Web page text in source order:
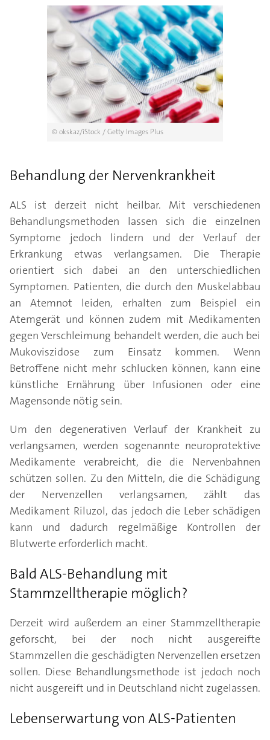
© okskaz/iStock / Getty Images Plus
Behandlung der Nervenkrankheit
ALS ist derzeit nicht heilbar. Mit verschiedenen
Behandlungsmethoden lassen sich die einzelnen
Symptome jedoch lindern und der Verlauf der
Erkrankung etwas verlangsamen. Die Therapie
orientiert sich dabei an den unterschiedlichen
Symptomen. Patienten, die durch den Muskelabbau
an Atemnot leiden, erhalten zum Beispiel ein
Atemgerät und können zudem mit Medikamenten
gegen Verschleimung behandelt werden, die auch bei
Mukoviszidose zum Einsatz kommen. Wenn
Betroffene nicht mehr schlucken können, kann eine
künstliche Ernährung über Infusionen oder eine
Magensonde nötig sein.
Um den degenerativen Verlauf der Krankheit zu
verlangsamen, werden sogenannte neuroprotektive
Medikamente verabreicht, die die Nervenbahnen
schützen sollen. Zu den Mitteln, die die Schädigung
der Nervenzellen verlangsamen, zählt das
Medikament Riluzol, das jedoch die Leber schädigen
kann und dadurch regelmäßige Kontrollen der
Blutwerte erforderlich macht.
Bald ALS-Behandlung mit
Stammzelltherapie möglich?
Derzeit wird außerdem an einer Stammzelltherapie
geforscht, bei der noch nicht ausgereifte
Stammzellen die geschädigten Nervenzellen ersetzen
sollen. Diese Behandlungsmethode ist jedoch noch
nicht ausgereift und in Deutschland nicht zugelassen.
Lebenserwartung von ALS-Patienten